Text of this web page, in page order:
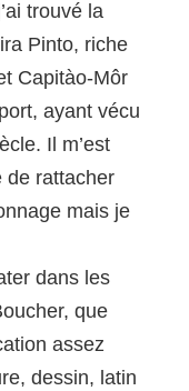
trouvé la
Pinto, riche
Capitào-Môr
ayant vécu
Il m’est
de rattacher
mais je
dans les
que
assez
dessin, latin